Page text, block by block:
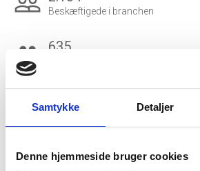
Samtykke Detaljer
Denne hjemmeside bruger cookies
Beskæftigede i branchen
group 635
Beskæftigede kvinder i branchen
Beskæftigede mænd i branchen